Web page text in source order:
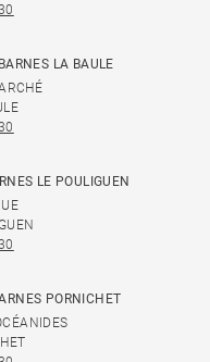
LA BAULE
LE POULIGUEN
PORNICHET